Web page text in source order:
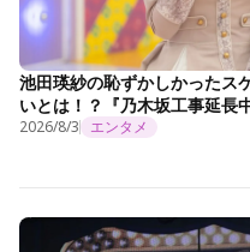
池田瑛紗の恥ずかしかったス
いとは！？『乃木坂工事延長
2026/8/3 エンタメ